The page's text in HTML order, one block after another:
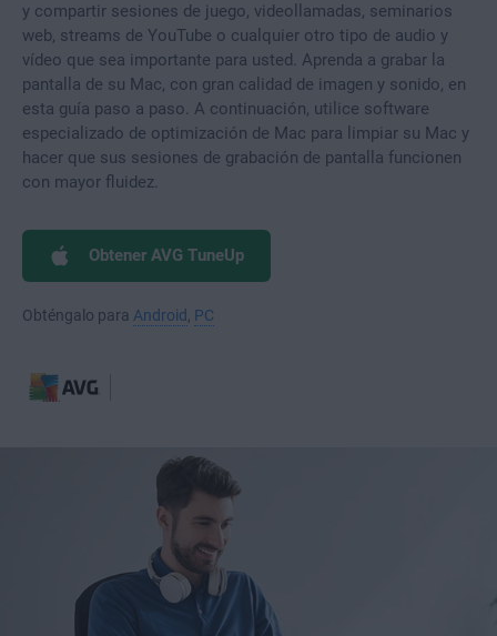
y compartir sesiones de juego, videollamadas, seminarios
web, streams de YouTube o cualquier otro tipo de audio y
vídeo que sea importante para usted. Aprenda a grabar la
pantalla de su Mac, con gran calidad de imagen y sonido, en
esta guía paso a paso. A continuación, utilice software
especializado de optimización de Mac para limpiar su Mac y
hacer que sus sesiones de grabación de pantalla funcionen
con mayor fluidez.
Obtener AVG TuneUp
Obténgalo para Android PC